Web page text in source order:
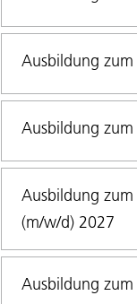
Ausbildung
Ausbildung
Ausbildung
(m/w/d) 2027
Ausbildung